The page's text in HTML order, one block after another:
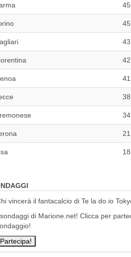
45
45
43
42
41
38
34
21
18
vincerà il fantacalcio di Te la do io
di Marione.net! Clicca per